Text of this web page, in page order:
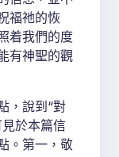
福祂的恢
着我們的度
有神聖的觀
，說到“對
於本篇信
。第一，敬